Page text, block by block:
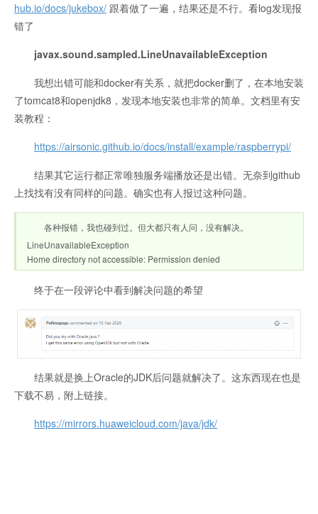
hub.io/docs/jukebox/ 跟着做了一遍，结果还是不行。看log发现报
错了
javax.sound.sampled.LineUnavailableException
我想出错可能和docker有关系，就把docker删了，在本地安装
了tomcat8和openjdk8，发现本地安装也非常的简单。文档里有安
装教程：
https://airsonic.github.io/docs/install/example/raspberrypi/
结果其它运行都正常唯独服务端播放还是出错。无奈到github
上找找有没有同样的问题。确实也有人报过这种问题。
各种报错，我也碰到过。但大都只有人问，没有解决。
LineUnavailableException
Home directory not accessible: Permission denied
终于在一段评论中看到解决问题的希望
结果就是换上Oracle的JDK后问题就解决了。这东西现在也是
下载不易，附上链接。
https://mirrors.huaweicloud.com/java/jdk/